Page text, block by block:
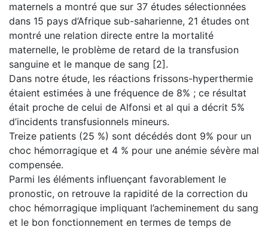
maternels a montré que sur 37 études sélectionnées
dans 15 pays d’Afrique sub-saharienne, 21 études ont
montré une relation directe entre la mortalité
maternelle, le problème de retard de la transfusion
sanguine et le manque de sang [2].
Dans notre étude, les réactions frissons-hyperthermie
étaient estimées à une fréquence de 8% ; ce résultat
était proche de celui de Alfonsi et al qui a décrit 5%
d’incidents transfusionnels mineurs.
Treize patients (25 %) sont décédés dont 9% pour un
choc hémorragique et 4 % pour une anémie sévère mal
compensée.
Parmi les éléments influençant favorablement le
pronostic, on retrouve la rapidité de la correction du
choc hémorragique impliquant l’acheminement du sang
et le bon fonctionnement en termes de temps de